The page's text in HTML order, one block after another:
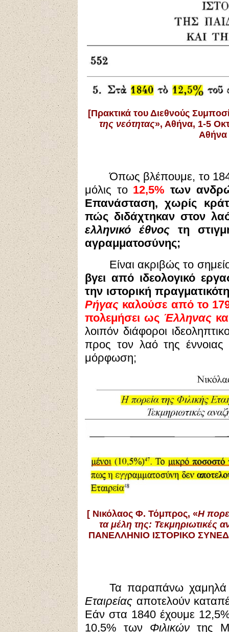
[Πρακτικά του Διεθνούς
της νεότητας», Αθήνα, 1-5
Όπως βλέπουμε, το
μόλις το12,5%των
Επανάσταση, χωρίς
πώς διδάχτηκαν στον
ελληνικό έθνος τη
αγραμματοσύνης;
Είναι ακριβώς το
βγει από ιδεολογικό
την ιστορική
Ρήγας καλούσε από το
πολεμήσει ως Έλληνας
λοιπόν διάφοροι
προς τον λαό της έννοιας
μόρφωση;
[ Νικόλαος Φ. Τόμπρος, «Η
τα μέλη της: Τεκμηριωτικές
ΠΑΝΕΛΛΗΝΙΟ ΙΣΤΟΡΙΚΟ
Τα παραπάνω
Εταιρείας αποτελούν
Εάν στα 1840 έχουμε
10,5% των Φιλικώντης